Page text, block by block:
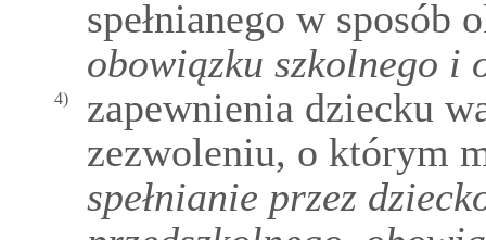
spełnianego w sposób
obowiązku szkolnego i
4)
zapewnienia dziecku
zezwoleniu, o którym
spełnianie przez